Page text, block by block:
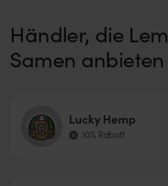
Händler, die
Samen anbieten
Lucky Hemp
10% Rabatt